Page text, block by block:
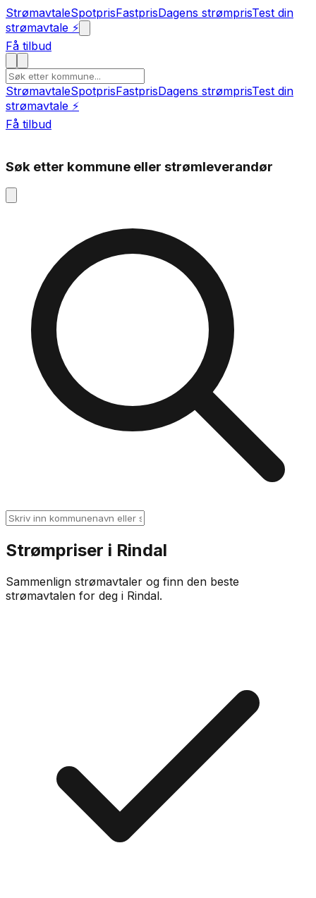
StrømavtaleSpotprisFastprisDagens strømprisTest din
strømavtale ⚡
Få tilbud
StrømavtaleSpotprisFastprisDagens strømprisTest din
strømavtale ⚡
Få tilbud
Søk etter kommune eller strømleverandør
Strømpriser i Rindal
Sammenlign strømavtaler og finn den beste
strømavtalen for deg i Rindal.